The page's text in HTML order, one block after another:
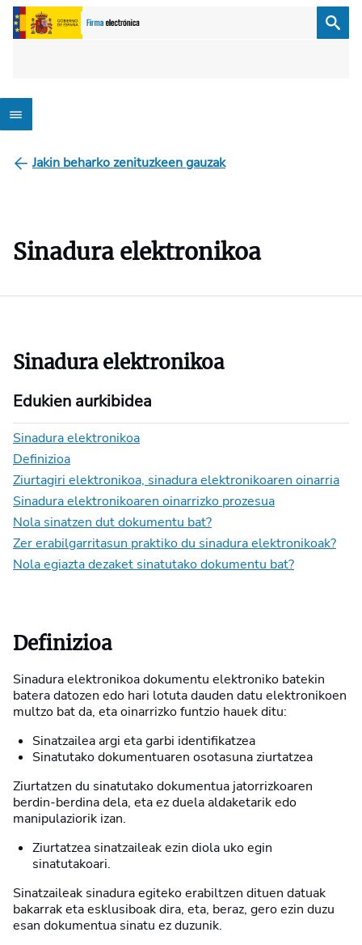
Jakin beharko zenituzkeen gauzak
Sinadura elektronikoa
Sinadura elektronikoa
Edukien aurkibidea
Sinadura elektronikoa
Definizioa
Ziurtagiri elektronikoa, sinadura elektronikoaren oinarria
Sinadura elektronikoaren oinarrizko prozesua
Nola sinatzen dut dokumentu bat?
Zer erabilgarritasun praktiko du sinadura elektronikoak?
Nola egiazta dezaket sinatutako dokumentu bat?
Definizioa
Sinadura elektronikoa dokumentu elektroniko batekin
batera datozen edo hari lotuta dauden datu elektronikoen
multzo bat da, eta oinarrizko funtzio hauek ditu:
Sinatzailea argi eta garbi identifikatzea
Sinatutako dokumentuaren osotasuna ziurtatzea
Ziurtatzen du sinatutako dokumentua jatorrizkoaren
berdin-berdina dela, eta ez duela aldaketarik edo
manipulaziorik izan.
Ziurtatzea sinatzaileak ezin diola uko egin
sinatutakoari.
Sinatzaileak sinadura egiteko erabiltzen dituen datuak
bakarrak eta esklusiboak dira, eta, beraz, gero ezin duzu
esan dokumentua sinatu ez duzunik.